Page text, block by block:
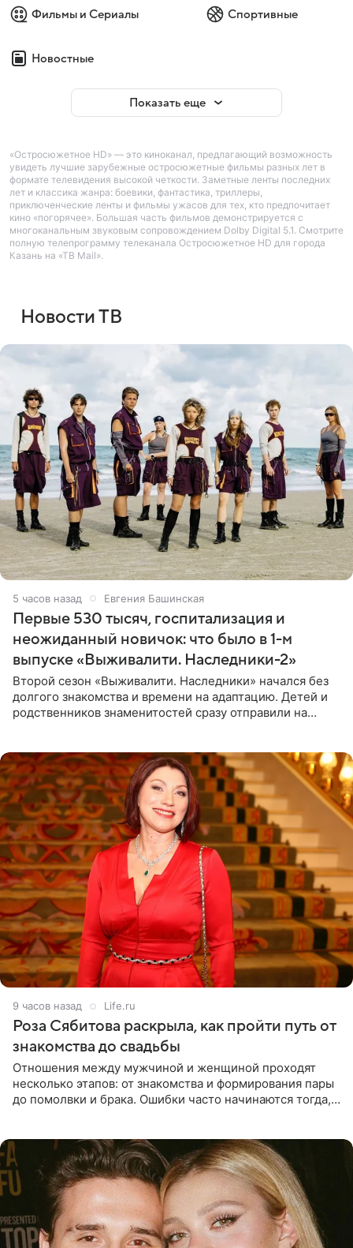
Фильмы и Сериалы Спортивные
Новостные
Показать еще
«Остросюжетное HD» — это киноканал, предлагающий возможность
увидеть лучшие зарубежные остросюжетные фильмы разных лет в
формате телевидения высокой четкости. Заметные ленты последних
лет и классика жанра: боевики, фантастика, триллеры,
приключенческие ленты и фильмы ужасов для тех, кто предпочитает
кино «погорячее». Большая часть фильмов демонстрируется с
многоканальным звуковым сопровождением Dolby Digital 5.1. Смотрите
полную телепрограмму телеканала Остросюжетное HD для города
Казань на «ТВ Mail».
Новости ТВ
5 часов назад Евгения Башинская
Первые 530 тысяч, госпитализация и
неожиданный новичок: что было в 1-м
выпуске «Выживалити. Наследники-2»
Второй сезон «Выживалити. Наследники» начался без
долгого знакомства и времени на адаптацию. Детей и
родственников знаменитостей сразу отправили на
9 часов назад Life.ru
Роза Сябитова раскрыла, как пройти путь от
знакомства до свадьбы
Отношения между мужчиной и женщиной проходят
несколько этапов: от знакомства и формирования пары
до помолвки и брака. Ошибки часто начинаются тогда,